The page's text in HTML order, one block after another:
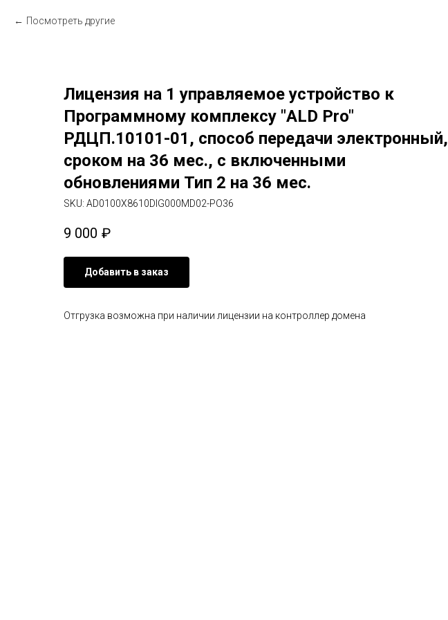
Посмотреть другие
Лицензия на 1 управляемое устройство к
Программному комплексу "ALD Pro"
РДЦП.10101-01, способ передачи электронный,
сроком на 36 мес., с включенными
обновлениями Тип 2 на 36 мес.
SKU: AD0100X8610DIG000MD02-PO36
9 000 ₽
Добавить в заказ
Отгрузка возможна при наличии лицензии на контроллер домена